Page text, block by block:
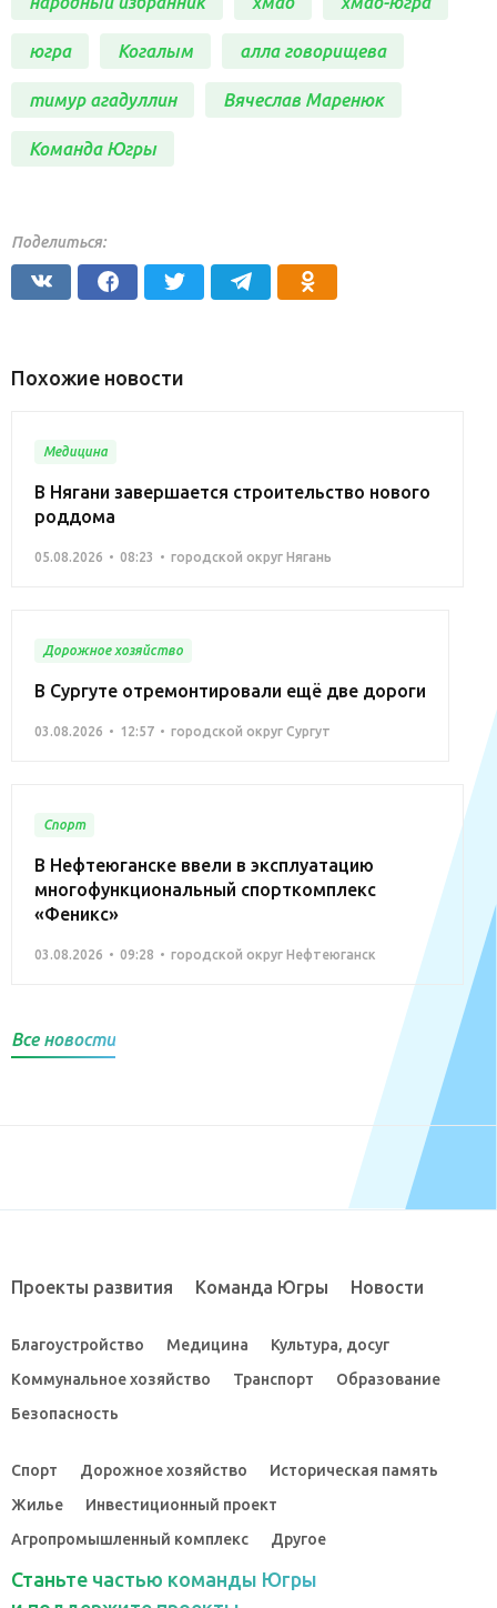
югра Когалым алла говорищева
тимур агадуллин Вячеслав Маренюк
Команда Югры
Поделиться:
Похожие новости
Медицина
В Нягани завершается строительство нового
роддома
05.08.2026 08:23 городской округ Нягань
Дорожное хозяйство
В Сургуте отремонтировали ещё две дороги
03.08.2026 12:57 городской округ Сургут
Спорт
В Нефтеюганске ввели в эксплуатацию
многофункциональный спорткомплекс
«Феникс»
03.08.2026 09:28 городской округ Нефтеюганск
Все новости
Проекты развития Команда Югры Новости
Благоустройство Медицина
Культура, досуг
Коммунальное хозяйство
Транспорт
Образование
Безопасность
Спорт Дорожное хозяйство
Историческая память
Жилье
Инвестиционный проект
Агропромышленный комплекс
Другое
Станьте частью команды Югры